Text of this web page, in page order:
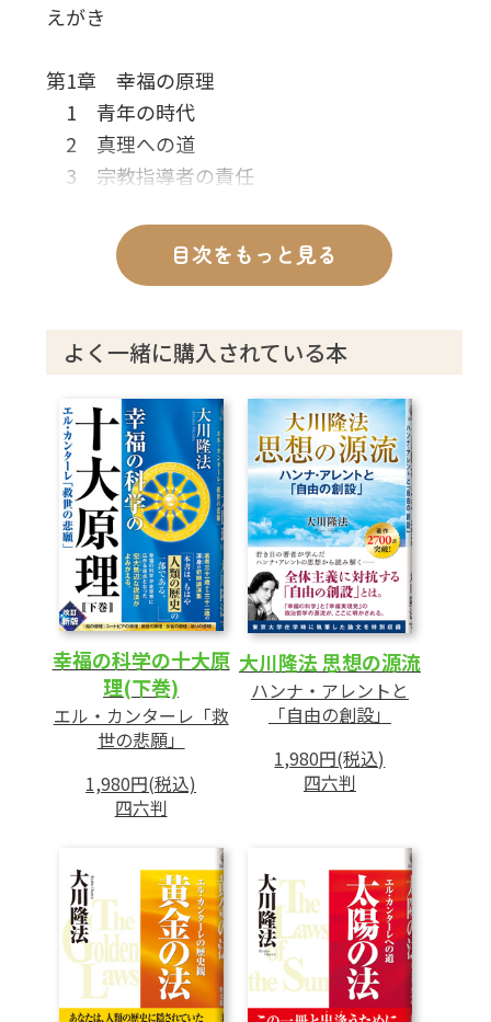
えがき
第1章 幸福の原理
1 青年の時代
2 真理への道
3 宗教指導者の責任
5 預言者とは何か
6 幸福の科学の教えの基本―「内から外
7 幸福の原理とは
第2章 愛の原理
1 歴史的に輝き続けてきた『太陽の法』
2 救世の予言
3 イエスの愛とその限界
4 愛の発展段階
第3章 心の原理
1 「心の教え」から始まる
2 心の本質と構造
3 心・魂・霊の違い
4 心の世界の段階と霊的自覚の進化
5 正しき心の探究
第4章 悟りの原理
2 新たな価値基準の樹立
3 真理の縁に触れる
4 悟りの道の厳しさ
5 自らの内なる神を発見する
6 正しき心の探究と幸福の原理
目次をもっと見る
よく一緒に購入されている本
幸福の科学の十大原
理(下巻)
エル・カンターレ「救
世の悲願」
1,980円(税込)
四六判
大川隆法 思想の源流
ハンナ・アレントと
「自由の創設」
1,980円(税込)
四六判